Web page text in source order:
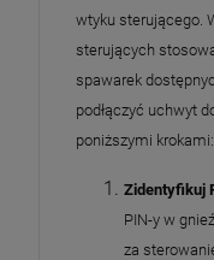
wtyku sterującego.
sterujących
spawarek
podłączyć uchwyt
poniższymi krokami:
Zidentyfikuj
PIN-y w
za